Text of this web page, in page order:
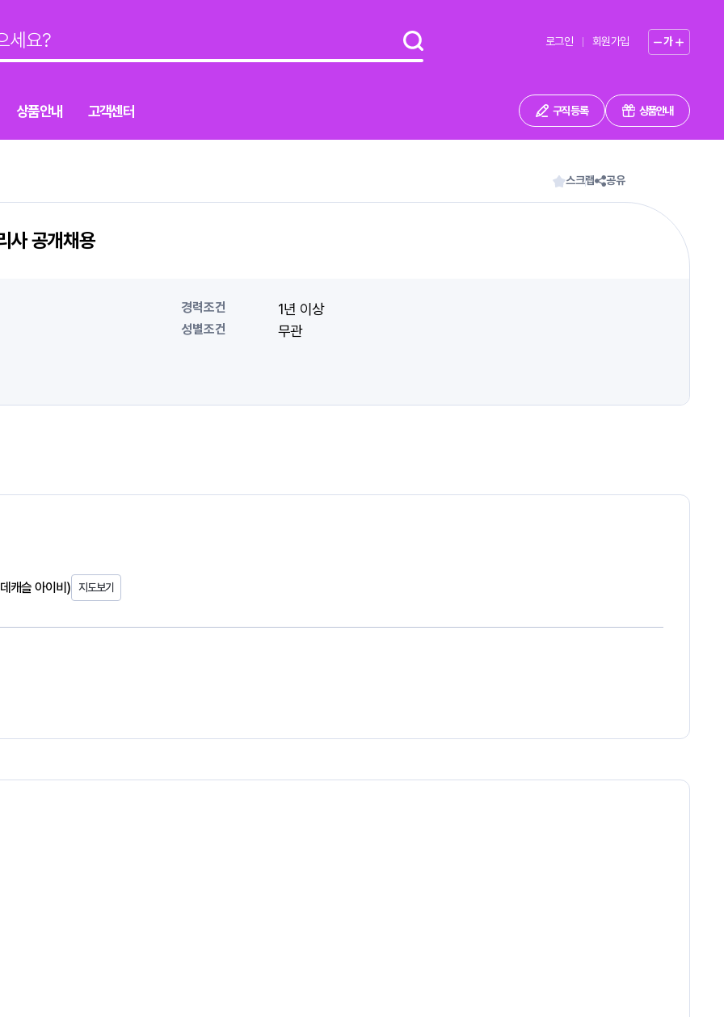
로그인 회원가입 가
상품안내 고객센터 구직 등록 상품안내
스크랩 공유
사 공개채용
경력조건 1년 이상
성별조건 무관
캐슬 아이비) 지도보기